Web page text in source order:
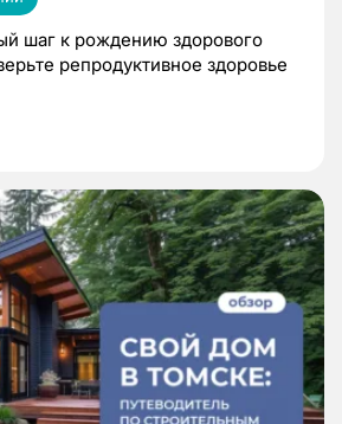
шаг к рождению здорового
репродуктивное здоровье